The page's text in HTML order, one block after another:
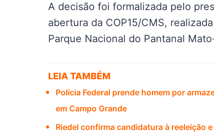
A decisão foi formalizada pelo
abertura da COP15/CMS,
Parque Nacional do Pantanal
LEIA TAMBÉM
Polícia Federal prende homem por
em Campo Grande
Riedel confirma candidatura à reeleição